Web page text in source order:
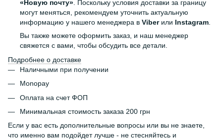
«Новую почту». Поскольку условия доставки за границу
могут меняться, рекомендуем уточнить актуальную
информацию у нашего менеджера в Viberили Instagram.
Вы также можете оформить заказ, и наш менеджер
свяжется с вами, чтобы обсудить все детали.
Подробнее о доставке
Наличными при получении
Monopay
Оплата на счет ФОП
Минимальная стоимость заказа 200 грн
Если у вас есть дополнительные вопросы или вы не знаете,
что именно вам подойдет лучше - не стесняйтесь и